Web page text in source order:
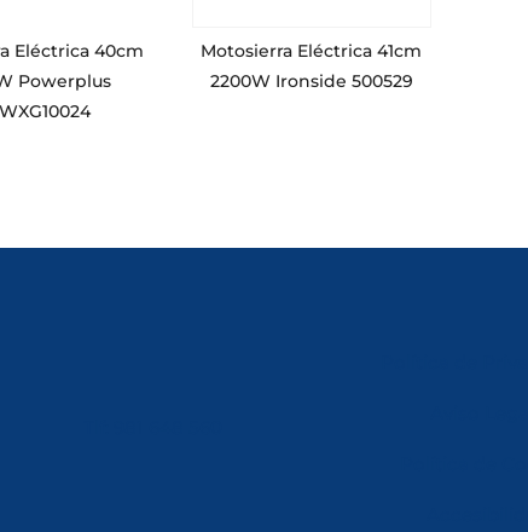
Eléctrica 40cm
Powerplus
Motosierra Eléctrica 41cm
2200W Ironside 500529